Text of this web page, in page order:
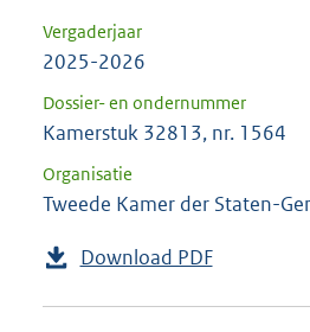
Vergaderjaar
2025-2026
Dossier- en ondernummer
Kamerstuk 32813, nr. 1564
Organisatie
Tweede Kamer der Staten-
Download PDF